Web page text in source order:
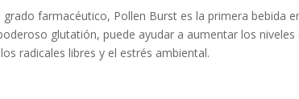
farmacéutico, Pollen Burst es la primera bebida
glutatión, puede ayudar a aumentar los
radicales libres y el estrés ambiental.